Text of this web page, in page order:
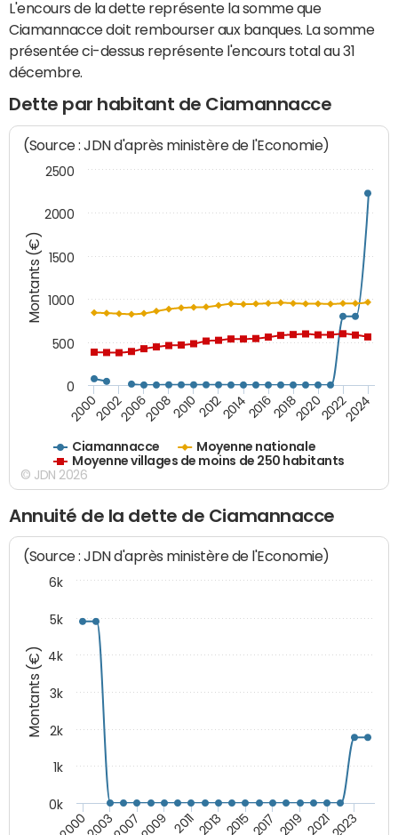
L'encours de la dette représente la somme que
Ciamannacce doit rembourser aux banques. La somme
présentée ci-dessus représente l'encours total au 31
décembre.
Dette par habitant de Ciamannacce
Montants (€)
(Source : JDN d'après ministère de l'Economie)
Ciamannacce
Moyenne nationale
Moyenne villages de moins de 250 habitants
200020022006200820102012201420162018202020222024
0
500
1000
1500
2000
2500
© JDN 2026
Annuité de la dette de Ciamannacce
Montants (€)
(Source : JDN d'après ministère de l'Economie)
2000200320072009 2011 2013 20152017 2019 20212023
0k
1k
2k
3k
4k
5k
6k